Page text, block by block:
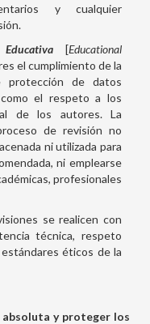
y cualquier
[Educational
el cumplimiento de la
protección de datos
el respeto a los
de los autores. La
de revisión no
ni utilizada para
ni emplearse
profesionales
se realicen con
técnica, respeto
éticos de la
y proteger los